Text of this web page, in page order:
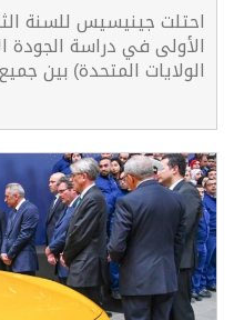
احتلت جينيسيس للسنة
الولايات المتحدة) بين